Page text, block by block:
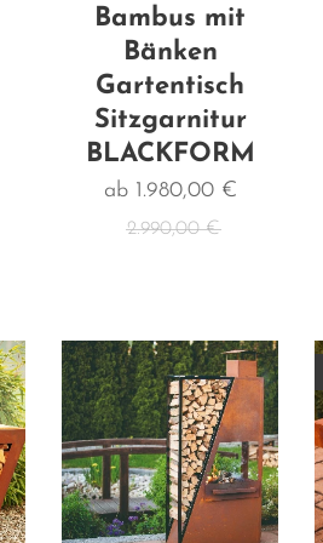
Bambus mit
Bänken
Gartentisch
Sitzgarnitur
BLACKFORM
ab 1.980,00€
2.990,00€